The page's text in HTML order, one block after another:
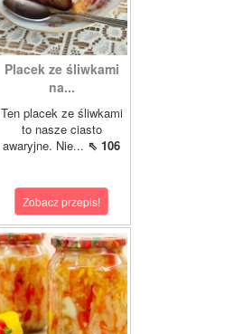
Placek ze śliwkami
na...
Ten placek ze śliwkami
to nasze ciasto
awaryjne. Nie... ⇖ 106
Zobacz przepis!